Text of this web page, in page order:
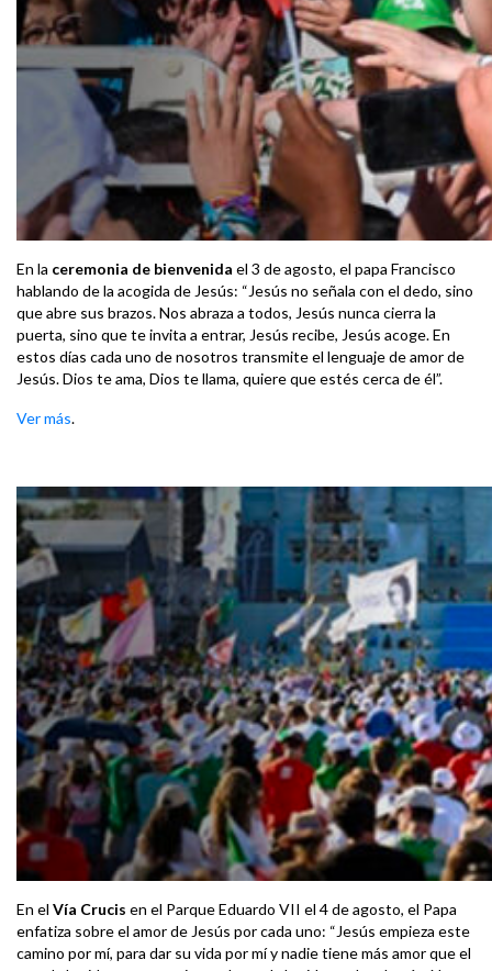
En la ceremonia de bienvenida el 3 de agosto, el papa Francisco
hablando de la acogida de Jesús: “Jesús no señala con el dedo, sino
que abre sus brazos. Nos abraza a todos, Jesús nunca cierra la
puerta, sino que te invita a entrar, Jesús recibe, Jesús acoge. En
estos días cada uno de nosotros transmite el lenguaje de amor de
Jesús. Dios te ama, Dios te llama, quiere que estés cerca de él”.
Ver más.
En el Vía Crucis en el Parque Eduardo VII el 4 de agosto, el Papa
enfatiza sobre el amor de Jesús por cada uno: “Jesús empieza este
camino por mí, para dar su vida por mí y nadie tiene más amor que el